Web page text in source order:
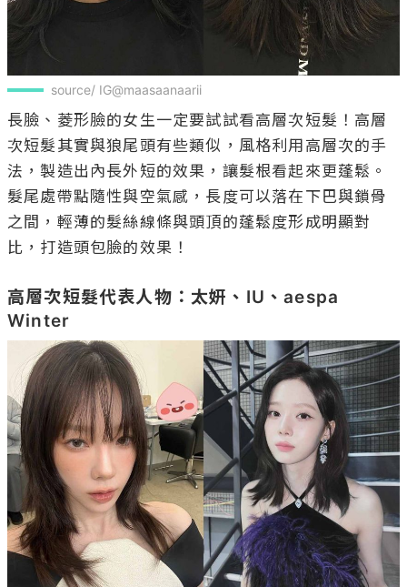
source/ IG@maasaanaarii
長臉、菱形臉的女生一定要試試看高層次短髮！高層
次短髮其實與狼尾頭有些類似，風格利用高層次的手
法，製造出內長外短的效果，讓髮根看起來更蓬鬆。
髮尾處帶點隨性與空氣感，長度可以落在下巴與鎖骨
之間，輕薄的髮絲線條與頭頂的蓬鬆度形成明顯對
比，打造頭包臉的效果！
高層次短髮代表人物：太妍、IU、aespa
Winter